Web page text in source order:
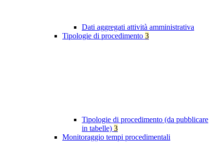
Dati aggregati attività amministrativa
Tipologie di procedimento 3
Tipologie di procedimento (da pubblicare
in tabelle) 3
Monitoraggio tempi procedimentali